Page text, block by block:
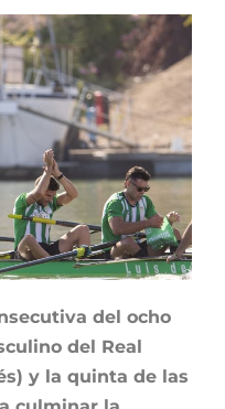
del ocho
del Real
y la quinta de las